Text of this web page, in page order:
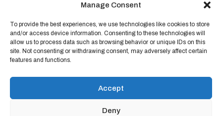
Manage Consent
To provide the best experiences, we use technologies like cookies to store
and/or access device information. Consenting to these technologies will
allow us to process data such as browsing behavior or unique IDs on this
site. Not consenting or withdrawing consent, may adversely affect certain
features and functions.
Accept
Deny
Monday - Sunday
10:00 - 24:00